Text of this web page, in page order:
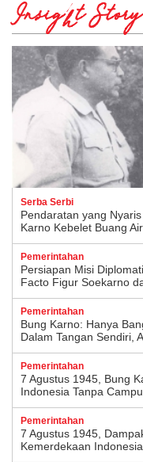
Insight Story
Serba Serbi
Pendaratan yang
Karno Kebelet Buang
Pemerintahan
Persiapan Misi
Facto Figur Soekarno
Pemerintahan
Bung Karno: Hanya
Dalam Tangan Sendiri,
Pemerintahan
7 Agustus 1945, Bung
Indonesia Tanpa
Pemerintahan
7 Agustus 1945,
Kemerdekaan Indonesia